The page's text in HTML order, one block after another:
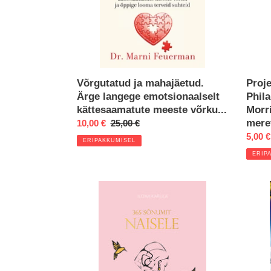
kättesaamatute
Võrgutatud ja mahajäetud.
Ärge langege emotsionaalselt
kättesaamatute meeste võrku...
Eripakkumine
10,00 € Regular
price
25,00 €
ERIPAKKUMISEL 5,00 €